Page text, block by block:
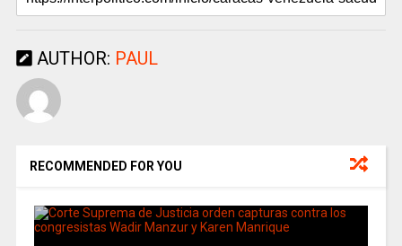
AUTHOR: PAUL
RECOMMENDED FOR YOU